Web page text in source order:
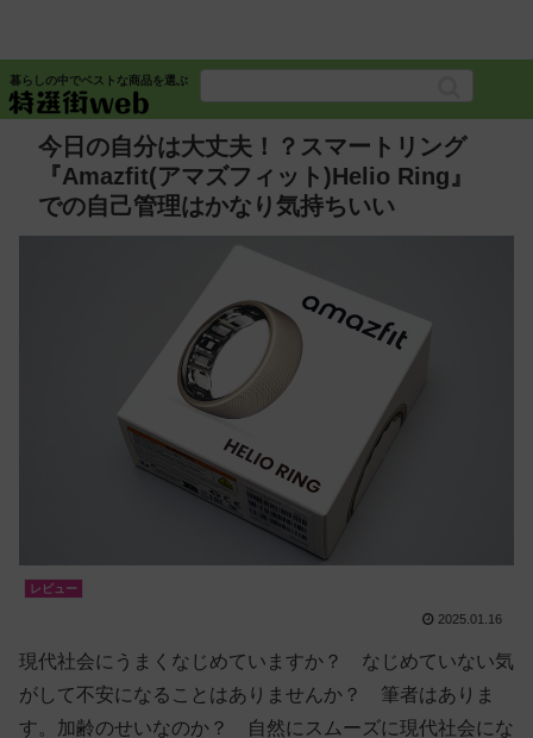
暮らしの中でベストな商品を選ぶ
今日の自分は大丈夫！？スマートリング
『Amazfit(アマズフィット)Helio Ring』
での自己管理はかなり気持ちいい
レビュー
2025.01.16
現代社会にうまくなじめていますか？ なじめていない気
がして不安になることはありませんか？ 筆者はありま
す。加齢のせいなのか？ 自然にスムーズに現代社会にな